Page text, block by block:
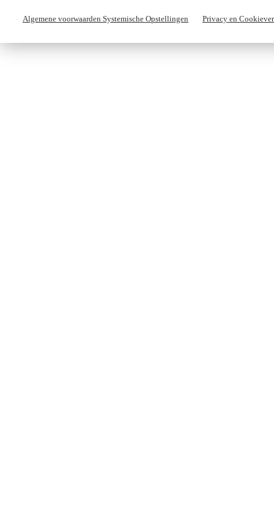
Algemene voorwaarden Systemische Opstellingen Privacy en